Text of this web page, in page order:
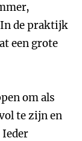
de praktijk
een grote
om als
te zijn en
Ieder